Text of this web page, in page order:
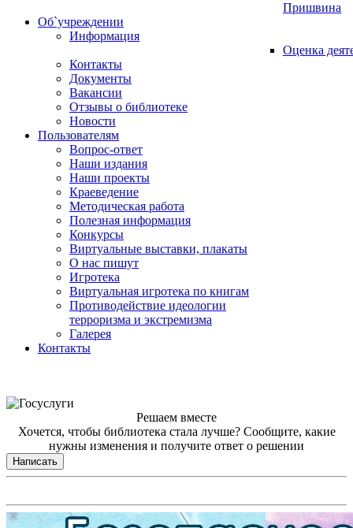
Пришвина
Об`учреждении
Информация
Оценка
Контакты
Документы
Вакансии
Отзывы о библиотеке
Новости
Пользователям
Вопрос-ответ
Наши издания
Наши проекты
Краеведение
Методическая работа
Полезная информация
Конкурсы
Виртуальные выставки, плакаты
О нас пишут
Игротека
Виртуальная игротека по книгам
Противодействие идеологии
терроризма и экстремизма
Галерея
Контакты
Решаем вместе
Хочется, чтобы библиотека стала лучше? Сообщите, какие
нужны изменения и получите ответ о решении
Написать